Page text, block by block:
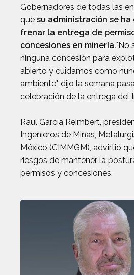
Gobernadores de todas las
que su administración se
frenar la entrega de
concesiones en minería."No
ninguna concesión para
abierto y cuidamos como
ambiente", dijo la semana
celebración de la entrega del
Raúl García Reimbert,
Ingenieros de Minas,
México (CIMMGM), advirtió
riesgos de mantener la
permisos y concesiones.